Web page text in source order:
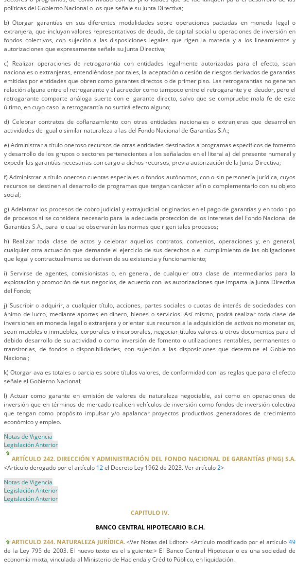
políticas del Gobierno Nacional o los que señale su Junta Directiva;
b) Otorgar garantías en sus diferentes modalidades sobre operaciones pactadas en moneda legal o
extranjera, que incluyan valores representativos de deuda, de capital social u operaciones de inversión en
fondos colectivos, con sujeción a las disposiciones legales que rigen la materia y a los lineamientos y
autorizaciones que expresamente señale su Junta Directiva;
c) Realizar operaciones de retrogarantía con entidades legalmente autorizadas para el efecto, sean
nacionales o extranjeras, entendiéndose por tales, la aceptación o cesión de riesgos derivados de garantías
emitidas por entidades que obren como garantes directos o de primer piso. Las retrogarantías no generan
relación alguna entre el retrogarante y el acreedor como tampoco entre el retrogarante y el deudor, pero el
retrogarante comparte análoga suerte con el garante directo, salvo que se compruebe mala fe de este
último, en cuyo caso la retrogarantía no surtirá efecto alguno;
d) Celebrar contratos de coflanzamlento con otras entidades nacionales o extranjeras que desarrollen
actividades de igual o similar naturaleza a las del Fondo Nacional de Garantías S.A.;
e) Administrar a título oneroso recursos de otras entidades destinados a programas específicos de fomento
y desarrollo de los grupos o sectores pertenecientes a los señalados en el literal a) del presente numeral y
expedir las garantías necesarias con cargo a dichos recursos, previa autorización de la Junta Directiva;
f) Administrar a título oneroso cuentas especiales o fondos autónomos, con o sin personería jurídica, cuyos
recursos se destinen al desarrollo de programas que tengan carácter afín o complementarlo con su objeto
social;
g) Adelantar los procesos de cobro judicial y extrajudicial originados en el pago de garantías y en todo tipo
de procesos si se considera necesario para la adecuada protección de los intereses del Fondo Nacional de
Garantías S.A., para lo cual se observarán las normas que rigen tales procesos;
h) Realizar toda clase de actos y celebrar aquellos contratos, convenios, operaciones y, en general,
cualquier otra actuación que demande el ejercicio de sus derechos o el cumplimiento de las obligaciones
que legal y contractualmente se deriven de su existencia y funcionamiento;
i) Servirse de agentes, comisionistas o, en general, de cualquier otra clase de intermediarlos para la
explotación y promoción de sus negocios, de acuerdo con las autorizaciones que imparta la Junta Directiva
del Fondo;
j) Suscribir o adquirir, a cualquier título, acciones, partes sociales o cuotas de interés de sociedades con
ánimo de lucro, mediante aportes en dinero, bienes o servicios. Así mismo, podrá realizar toda clase de
inversiones en moneda legal o extranjera y orientar sus recursos a la adquisición de activos no monetarios,
sean muebles o inmuebles, corporales o incorporales, negociar títulos valores u otros documentos para el
debido desarrollo de su actividad o como inversión de fomento o utilizaciones rentables, permanentes o
transitorias, de fondos o disponibilidades, con sujeción a las disposiciones que determine el Gobierno
Nacional;
k) Otorgar avales totales o parciales sobre títulos valores, de conformidad con las reglas que para el efecto
señale el Gobierno Nacional;
l) Actuar como garante en emisión de valores de naturaleza negociable, así como en operaciones de
inversión que en términos de mercado realicen vehículos de inversión como fondos de inversión colectiva
que tengan como propósito impulsar y/o apalancar proyectos productivos generadores de crecimiento
económico y empleo.
Notas de Vigencia
Legislación Anterior
ARTÍCULO 242. DIRECCIÓN Y ADMINISTRACIÓN DEL FONDO NACIONAL DE GARANTÍAS (FNG) S.A.
<Artículo derogado por el artículo 12el Decreto Ley 1962 de 2023. Ver artículo2>
Notas de Vigencia
Legislación Anterior
Legislación Anterior
CAPITULO IV.
BANCO CENTRAL HIPOTECARIO B.C.H.
ARTICULO 244. NATURALEZA JURÍDICA.<Ver Notas del Editor> <Artículo modificado por el artículo49
de la Ley 795 de 2003. El nuevo texto es el siguiente:> El Banco Central Hipotecario es una sociedad de
economía mixta, vinculada al Ministerio de Hacienda y Crédito Público, en liquidación.